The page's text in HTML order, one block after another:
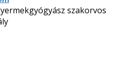
szakorvos